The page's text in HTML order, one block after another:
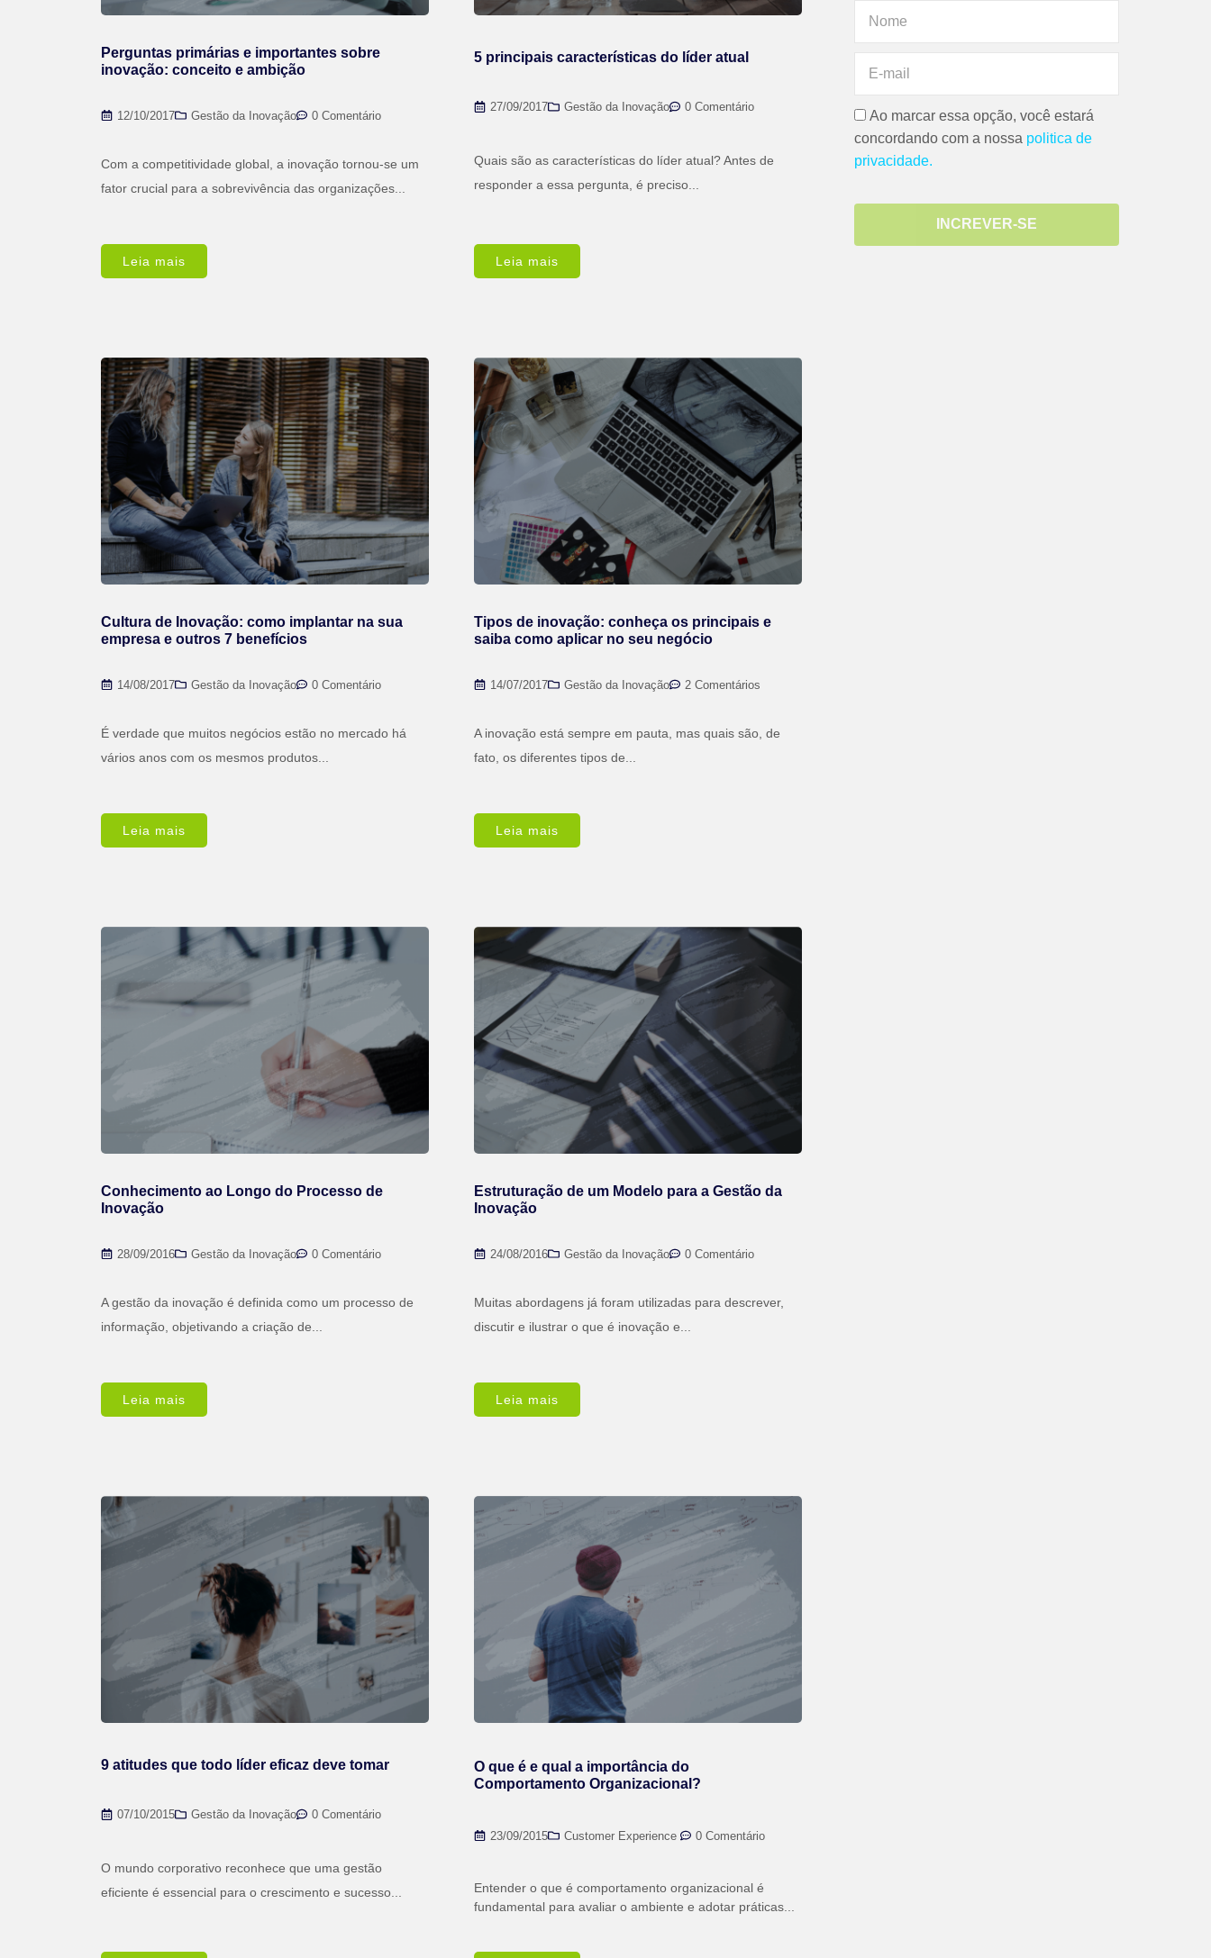
Perguntas primárias e importantes sobre
inovação: conceito e ambição
12/10/2017 Gestão da Inovação 0 Comentário
Com a competitividade global, a inovação tornou-se um
fator crucial para a sobrevivência das organizações...
Leia mais
5 principais características do líder atual
27/09/2017 Gestão da Inovação 0 Comentário
Quais são as características do líder atual? Antes de
responder a essa pergunta, é preciso...
Leia mais
Cultura de Inovação: como implantar na sua
empresa e outros 7 benefícios
14/08/2017 Gestão da Inovação 0 Comentário
É verdade que muitos negócios estão no mercado há
vários anos com os mesmos produtos...
Leia mais
Tipos de inovação: conheça os principais e
saiba como aplicar no seu negócio
14/07/2017 Gestão da Inovação 2 Comentários
A inovação está sempre em pauta, mas quais são, de
fato, os diferentes tipos de...
Leia mais
Conhecimento ao Longo do Processo de
Inovação
28/09/2016 Gestão da Inovação 0 Comentário
A gestão da inovação é definida como um processo de
informação, objetivando a criação de...
Leia mais
Estruturação de um Modelo para a Gestão da
Inovação
24/08/2016 Gestão da Inovação 0 Comentário
Muitas abordagens já foram utilizadas para descrever,
discutir e ilustrar o que é inovação e...
Leia mais
9 atitudes que todo líder eficaz deve tomar
07/10/2015 Gestão da Inovação 0 Comentário
O mundo corporativo reconhece que uma gestão
eficiente é essencial para o crescimento e sucesso...
O que é e qual a importância do
Comportamento Organizacional?
23/09/2015 Customer Experience, 0 Comentário
Entender o que é comportamento organizacional é
fundamental para avaliar o ambiente e adotar práticas...
Ao marcar essa opção, você estará
concordando com a nossa politica de
privacidade.
INCREVER-SE